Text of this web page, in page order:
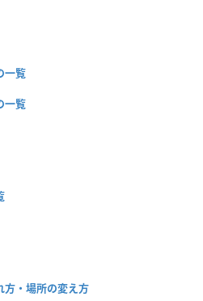
一覧
一覧
方・場所の変え方